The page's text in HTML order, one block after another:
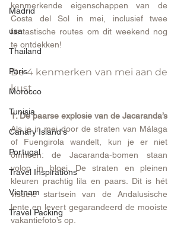
Madrid
usa
Thailand
Paris
Morocco
Tunisia
Canary Island's
Portugal
Travel Inspirations
Vietnam
Travel Packing
kenmerkende eigenschappen van de
Costa del Sol in mei, inclusief twee
fantastische routes om dit weekend nog
te ontdekken!
De 4 kenmerken van mei aan de
kust
1. De paarse explosie van de Jacaranda’s
Als je in mei door de straten van Málaga
of Fuengirola wandelt, kun je er niet
omheen: de Jacaranda-bomen staan
volop in bloei. De straten en pleinen
kleuren prachtig lila en paars. Dit is hét
visuele startsein van de Andalusische
lente en levert gegarandeerd de mooiste
vakantiefoto’s op.